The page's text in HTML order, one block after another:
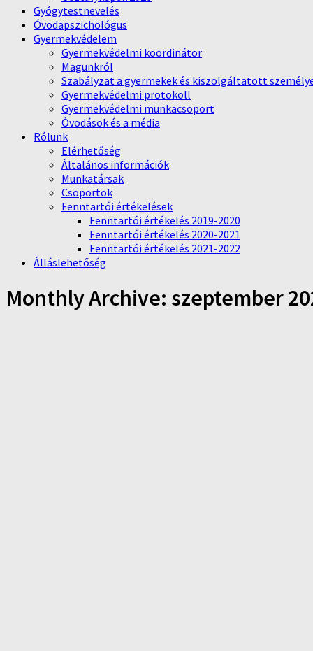
Gyógytestnevelés
Óvodapszichológus
Gyermekvédelem
Gyermekvédelmi koordinátor
Magunkról
Szabályzat a gyermekek és kiszolgáltatott
Gyermekvédelmi protokoll
Gyermekvédelmi munkacsoport
Óvodások és a média
Rólunk
Elérhetőség
Általános információk
Munkatársak
Csoportok
Fenntartói értékelések
Fenntartói értékelés 2019-2020
Fenntartói értékelés 2020-2021
Fenntartói értékelés 2021-2022
Álláslehetőség
Monthly Archive: szeptember